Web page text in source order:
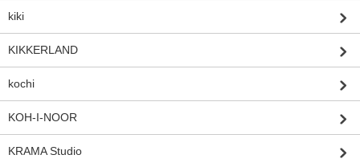
kiki
KIKKERLAND
kochi
KOH-I-NOOR
KRAMA Studio